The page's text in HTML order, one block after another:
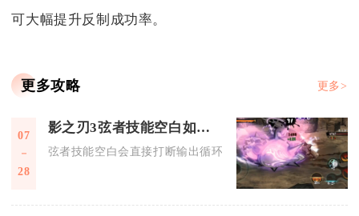
可大幅提升反制成功率。
更多攻略 更多>
07
28
影之刃3弦者技能空白如何影响战斗
弦者技能空白会直接打断输出循环、丢失核心增伤与控场机